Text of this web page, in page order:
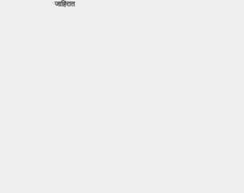
जाहिरात